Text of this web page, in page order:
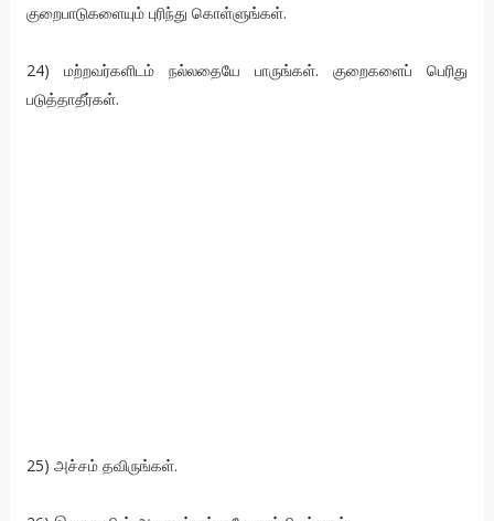
குறைபாடுகளையும் புரிந்து கொள்ளுங்கள்.
24) மற்றவர்களிடம் நல்லதையே பாருங்கள். குறைகளைப் பெரிது
படுத்தாதீர்கள்.
25) அச்சம் தவிருங்கள்.